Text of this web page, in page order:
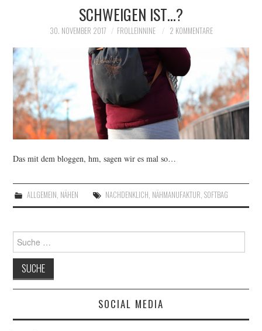
SCHWEIGEN IST…?
30. NOVEMBER 2017 FROLLEINNINE 2 KOMMENTARE
Das mit dem bloggen, hm, sagen wir es mal so…
ALLGEMEIN, NÄHEN NACHDENKLICH, NÄHMANUFAKTUR, SOFTBAG
Suche
nach:
SOCIAL MEDIA